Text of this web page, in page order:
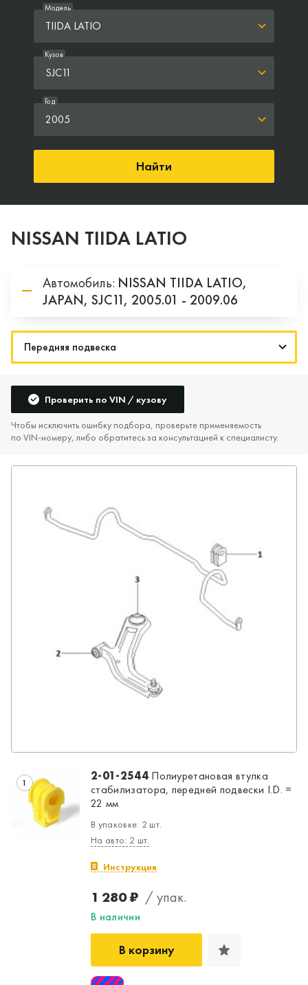
TIIDA LATIO
Модель
SJC11
Кузов
2005
Год
Найти
NISSAN TIIDA LATIO
Автомобиль: NISSAN TIIDA LATIO,
JAPAN, SJC11, 2005.01 - 2009.06
Проверить по VIN / кузову
Чтобы исключить ошибку подбора, проверьте применяемость
по VIN‑номеру, либо обратитесь за консультацией к специалисту.
1 2-01-2544Полиуретановая втулка
стабилизатора, передней подвески I.D. =
22 мм
В упаковке: 2 шт.
На авто: 2 шт.
Инструкция
1 280 ₽ / упак.
В наличии
В корзину